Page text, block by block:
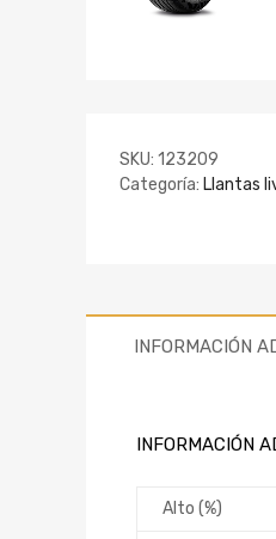
SKU: 123209
Categoría: Llantas
INFORMACIÓN
INFORMACIÓN
Alto (%)